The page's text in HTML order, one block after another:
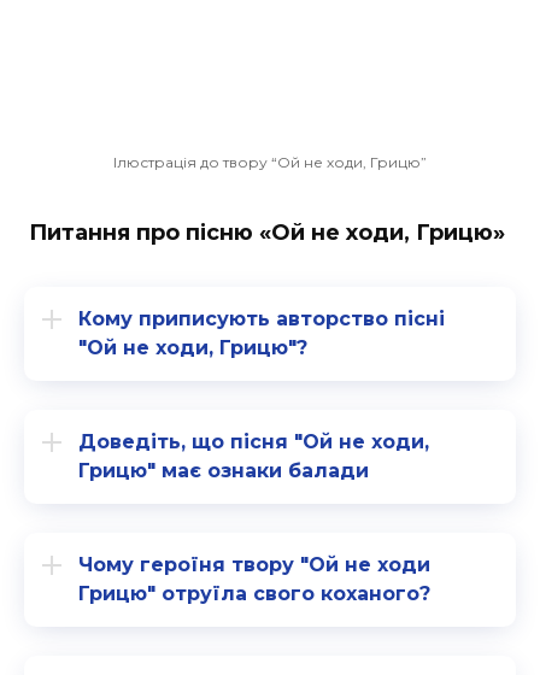
Ілюстрація до твору “Ой не ходи, Грицю”
Питання про пісню «Ой не ходи, Грицю»
Кому приписують авторство пісні
"Ой не ходи, Грицю"?
Доведіть, що пісня "Ой не ходи,
Грицю" має ознаки балади
Чому героїня твору "Ой не ходи
Грицю" отруїла свого коханого?